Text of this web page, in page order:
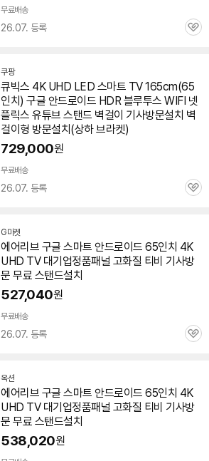
무료배송
26.07. 등록
관
쿠팡
큐빅스 4K UHD LED 스마트 TV165cm(65
인치) 구글 안드로이드 HDR 블루투스 WIFI 넷
플릭스 유튜브 스탠드 벽걸이 기사방문설치 벽
걸이형 방문설치(상하 브라켓)
729,000원
무료배송
26.07. 등록
관
G마켓
에어리브 구글 스마트 안드로이드 65인치 4K
UHD TV대기업정품패널 고화질 티비 기사방
문 무료 스탠드설치
527,040원
무료배송
26.07. 등록
관
옥션
에어리브 구글 스마트 안드로이드 65인치 4K
UHD TV대기업정품패널 고화질 티비 기사방
문 무료 스탠드설치
538,020원